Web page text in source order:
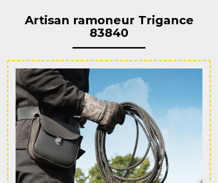
Artisan ramoneur Trigance
83840